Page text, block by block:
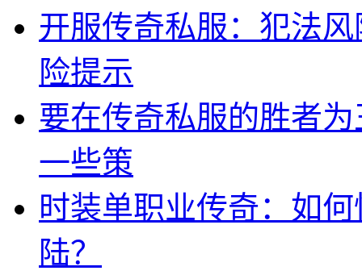
开服传奇私服：犯法
险提示
要在传奇私服的胜者
一些策
时装单职业传奇：如
陆？